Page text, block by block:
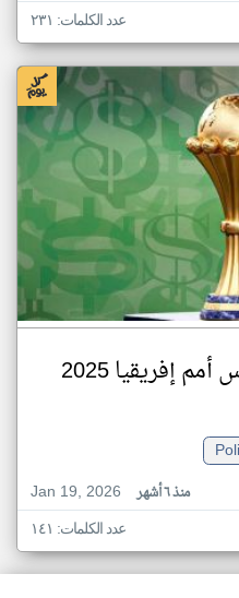
عدد الكلمات: ٢٣١
إفريقيا 2025
Jan 19, 2026
منذ ٦ أشهر
عدد الكلمات: ١٤١